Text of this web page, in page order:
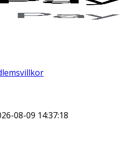
08-09 14:37:18